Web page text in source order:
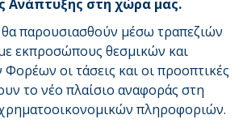
Ανάπτυξης στη χώρα μας.
παρουσιασθούν μέσω τραπεζιών
εκπροσώπους θεσμικών και
Φορέων οι τάσεις και οι προοπτικές
το νέο πλαίσιο αναφοράς στη
πληροφοριών.